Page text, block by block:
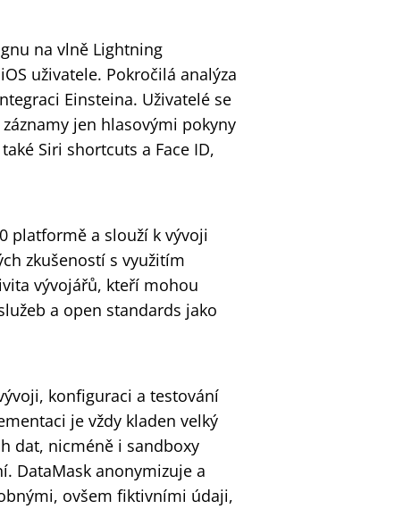
na vlně Lightning
uživatele. Pokročilá analýza
Einsteina. Uživatelé se
jen hlasovými pokyny
Siri shortcuts a Face ID,
platformě a slouží k vývoji
zkušeností s využitím
vývojářů, kteří mohou
a open standards jako
konfiguraci a testování
je vždy kladen velký
dat, nicméně i sandboxy
DataMask anonymizuje a
ovšem fiktivními údaji,